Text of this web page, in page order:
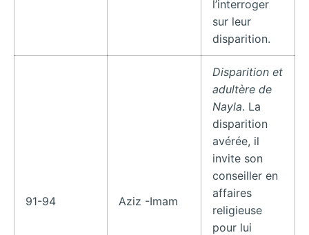
l’interroger
sur leur
disparition.
91-94 Aziz -Imam
Disparition et
adultère de
Nayla. La
disparition
avérée, il
invite son
conseiller en
affaires
religieuse
pour lui